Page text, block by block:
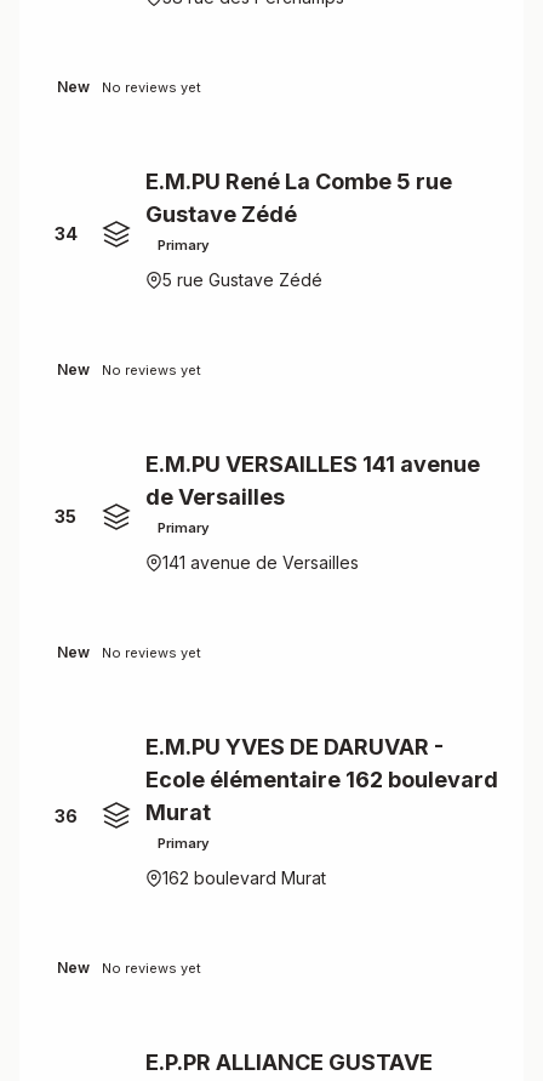
New No reviews yet
34
E.M.PU René La Combe 5 rue
Gustave Zédé
Primary
5 rue Gustave Zédé
New No reviews yet
35
E.M.PU VERSAILLES 141 avenue
de Versailles
Primary
141 avenue de Versailles
New No reviews yet
36
E.M.PU YVES DE DARUVAR -
Ecole élémentaire 162 boulevard
Murat
Primary
162 boulevard Murat
New No reviews yet
E.P.PR ALLIANCE GUSTAVE